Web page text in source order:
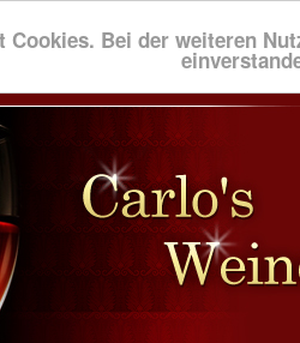
Bei der weiteren